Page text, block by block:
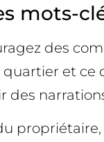
mots-
des
et ce
des